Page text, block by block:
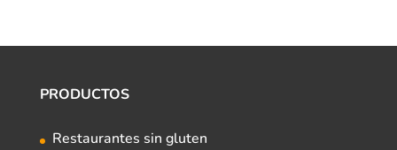
PRODUCTOS
Restaurantes sin gluten